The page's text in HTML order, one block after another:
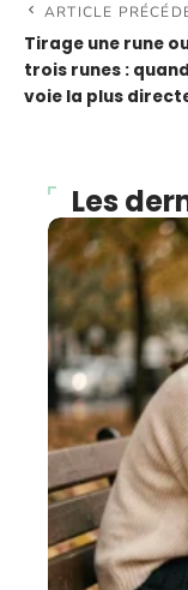
ARTICLE
Tirage une rune
trois runes :
voie la plus
Les